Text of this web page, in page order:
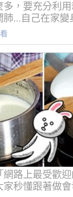
多，要充分利
肺...自己在家變
網路上最受歡
家秒懂跟著做